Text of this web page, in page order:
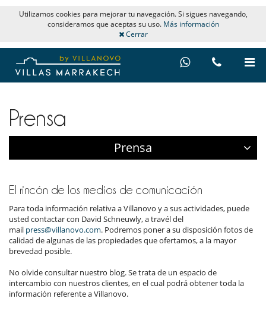
Utilizamos cookies para mejorar tu navegación. Si sigues navegando,
consideramos que aceptas su uso. Más información
Cerrar
Prensa
Prensa
El rincón de los medios de comunicación
Para toda información relativa a Villanovo y a sus actividades, puede
usted contactar con David Schneuwly, a travél del
mail press@villanovo.com. Podremos poner a su disposición fotos de
calidad de algunas de las propiedades que ofertamos, a la mayor
brevedad posible.
No olvide consultar nuestro blog. Se trata de un espacio de
intercambio con nuestros clientes, en el cual podrá obtener toda la
información referente a Villanovo.